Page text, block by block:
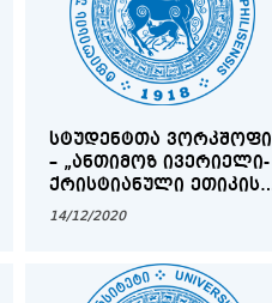
ᲡᲢᲣᲓᲔᲜᲢᲗᲐ ᲕᲝᲠᲙᲨᲝᲤᲘ
– „ᲐᲜᲗᲘᲛᲝᲖ ᲘᲕᲔᲠᲘᲔᲚᲘ-
ᲥᲠᲘᲡᲢᲘᲐᲜᲣᲚᲘ ᲔᲗᲘᲙᲘᲡ
ᲡᲐᲑᲐᲖᲘᲡᲝ ᲙᲝᲜᲪᲔᲞᲢᲔᲑᲘ“
14/12/2020